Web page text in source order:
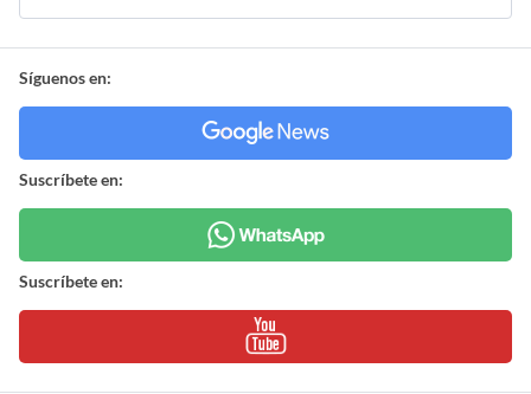
Síguenos en:
Suscríbete en:
Suscríbete en: